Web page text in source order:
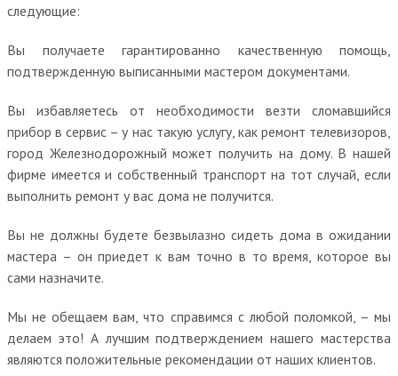
следующие:
Вы получаете гарантированно качественную помощь,
подтвержденную выписанными мастером документами.
Вы избавляетесь от необходимости везти сломавшийся
прибор в сервис – у нас такую услугу, как ремонт телевизоров,
город Железнодорожный может получить на дому. В нашей
фирме имеется и собственный транспорт на тот случай, если
выполнить ремонт у вас дома не получится.
Вы не должны будете безвылазно сидеть дома в ожидании
мастера – он приедет к вам точно в то время, которое вы
сами назначите.
Мы не обещаем вам, что справимся с любой поломкой, – мы
делаем это! А лучшим подтверждением нашего мастерства
являются положительные рекомендации от наших клиентов.